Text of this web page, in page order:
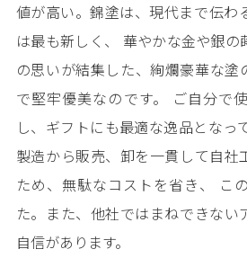
値が高い。錦塗は、現代まで伝わ
は最も新しく、 華やかな金や銀の
の思いが結集した、絢爛豪華な塗
で堅牢優美なのです。 ご自分で
し、ギフトにも最適な逸品となっ
製造から販売、卸を一貫して自社
ため、無駄なコストを省き、 こ
た。また、他社ではまねできない
自信があります。